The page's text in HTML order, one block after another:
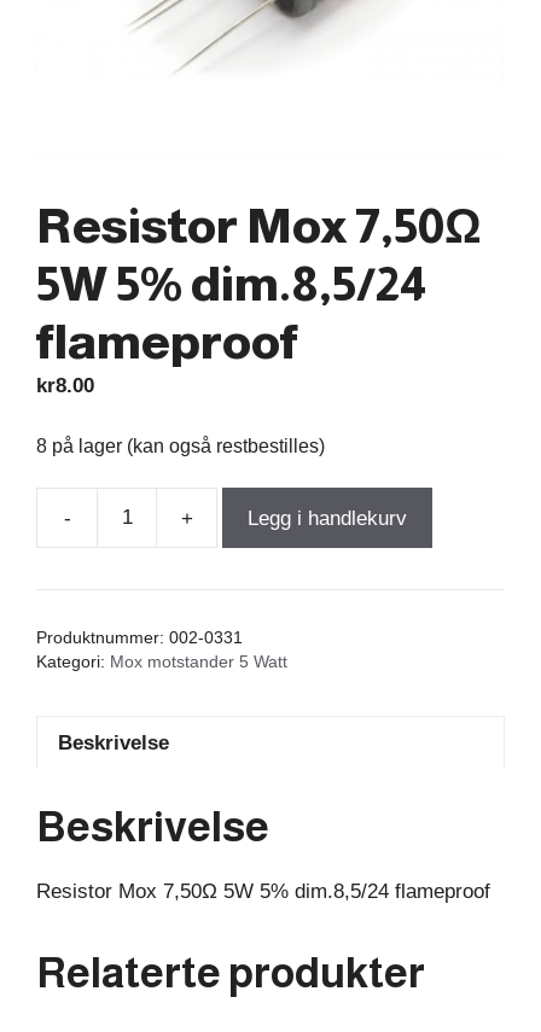
Resistor Mox 7,50Ω
5W 5% dim.8,5/24
flameproof
kr8.00
8 på lager (kan også restbestilles)
-
Resistor
7,50Ω
5%
+ Legg i handlekurv
Produktnummer: 002-0331
Kategori: Mox motstander 5 Watt
Beskrivelse
Beskrivelse
Resistor Mox 7,50Ω 5W 5% dim.8,5/24 flameproof
Relaterte produkter